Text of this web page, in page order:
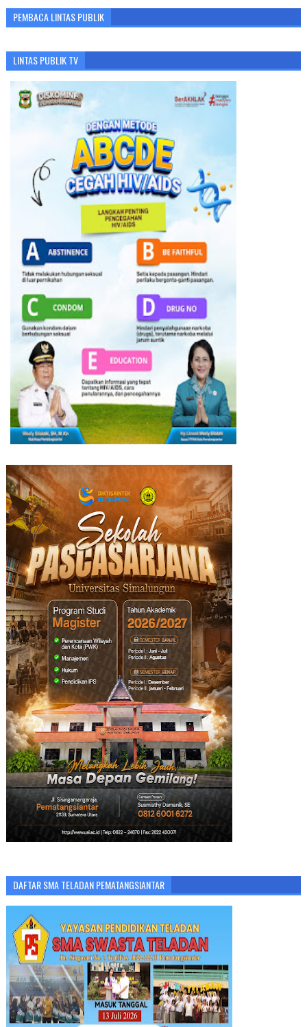
PEMBACA LINTAS PUBLIK
LINTAS PUBLIK TV
DAFTAR SMA TELADAN PEMATANGSIANTAR